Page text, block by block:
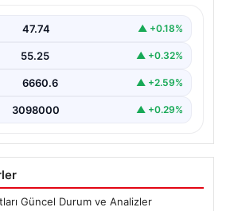
zamanda değiştirmektedir. Yapılan
boşta…
47.74 ▲ +0.18%
55.25 ▲ +0.32%
6660.6 ▲ +2.59%
3098000 ▲ +0.29%
Güncel Durum ve Analizler